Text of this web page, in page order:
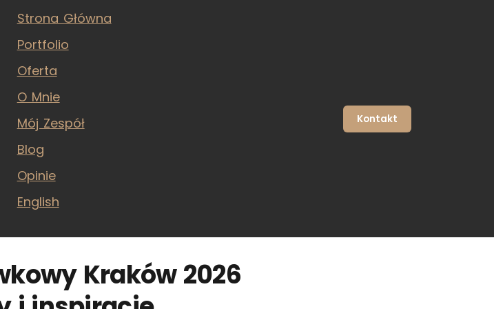
Strona Główna
Portfolio
Oferta
O Mnie
Mój Zespół
Blog
Opinie
English
Kontakt
Kraków 2026